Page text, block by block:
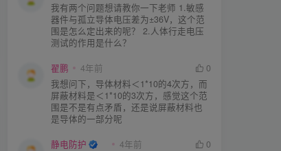
我有两个问题想请教你一下老师 1.敏感
器件与孤立导体电压差为±36V，这个范
围是怎么定出来的呢？ 2.人体行走电压
测试的作用是什么？
翟鹏 4年前
0
我想问下，导体材料＜1*10的4次方，而
屏蔽材料是＜1*10的3次方，感觉这个范
围是不是有点矛盾，还是说屏蔽材料也
是导体的一部分呢
静电防护 4年前
0